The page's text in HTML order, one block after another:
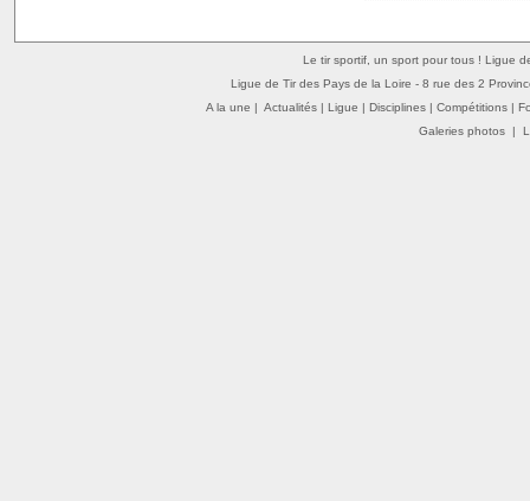
Le tir sportif, un sport pour tous ! Ligue
Ligue de Tir des Pays de la Loire - 8 rue des 2
A la une | Actualités | Ligue | Disciplines | Compétitions |
Galeries photos|